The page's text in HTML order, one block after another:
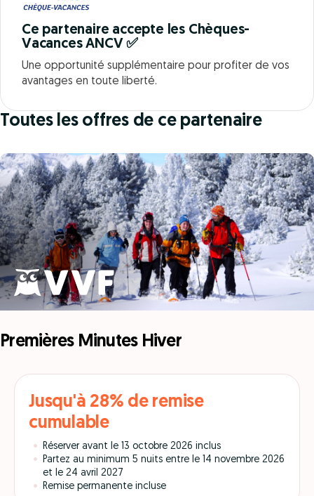
Ce partenaire accepte les Chèques-
Vacances ANCV ✅
Une opportunité supplémentaire pour profiter de vos
avantages en toute liberté.
Toutes les offres de ce partenaire
Premières Minutes Hiver
Jusqu'à 28% de remise
cumulable
Réserver avant le 13 octobre 2026 inclus
Partez au minimum 5 nuits entre le 14 novembre 2026
et le 24 avril 2027
Remise permanente incluse